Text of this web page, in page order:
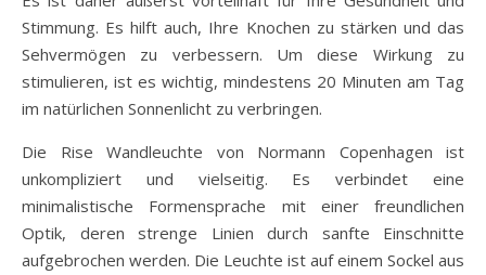
Stimmung. Es hilft auch, Ihre Knochen zu stärken und das
Sehvermögen zu verbessern. Um diese Wirkung zu
stimulieren, ist es wichtig, mindestens 20 Minuten am Tag
im natürlichen Sonnenlicht zu verbringen.
Die Rise Wandleuchte von Normann Copenhagen ist
unkompliziert und vielseitig. Es verbindet eine
minimalistische Formensprache mit einer freundlichen
Optik, deren strenge Linien durch sanfte Einschnitte
aufgebrochen werden. Die Leuchte ist auf einem Sockel aus